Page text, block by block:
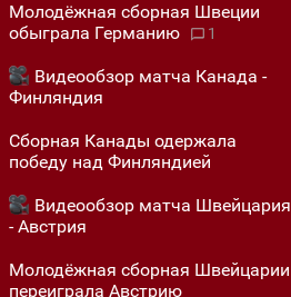
Молодёжная сборная Швеции
обыгралa Германию
1
Видеообзор матча Канада -
Финляндия
Сборная Канады одержалa
победу над Финляндией
Видеообзор матча Швейцария
- Австрия
Молодёжная сборная Швейцарии
переигралa Австрию